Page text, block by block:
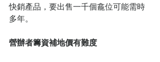
快銷產品，要出售一千個龕位可能需時
多年。
營辦者籌資補地價有難度